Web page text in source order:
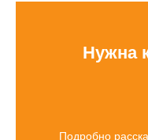
Нужна
Подробно